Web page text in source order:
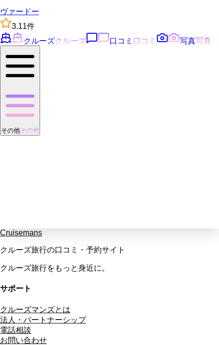
ヴァードー
3.11件
クルーズクルーズ 口コミ 口コミ 写真写真
その他その他
Cruisemans
クルーズ旅行の口コミ・予約サイト
クルーズ旅行をもっと身近に。
サポート
クルーズマンズとは
法人・パートナーシップ
電話相談
お問い合わせ